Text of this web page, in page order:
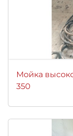
Мойка
350